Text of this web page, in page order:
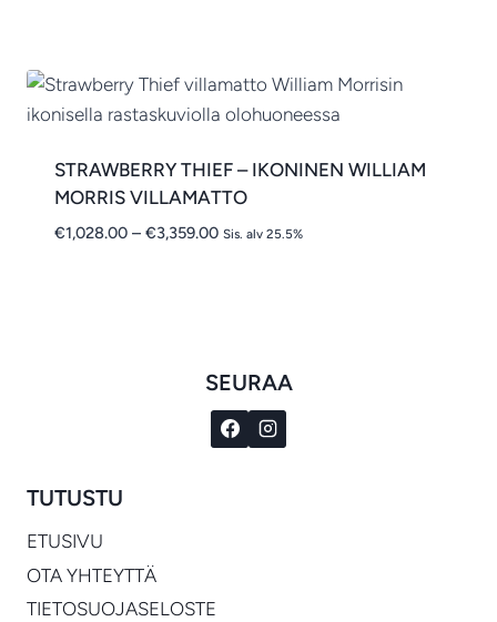
STRAWBERRY THIEF – IKONINEN WILLIAM
MORRIS VILLAMATTO
€1,028.00 – €3,359.00Hintaluokka:
Sis. alv 25.5%
SEURAA
TUTUSTU
ETUSIVU
OTA YHTEYTTÄ
TIETOSUOJASELOSTE